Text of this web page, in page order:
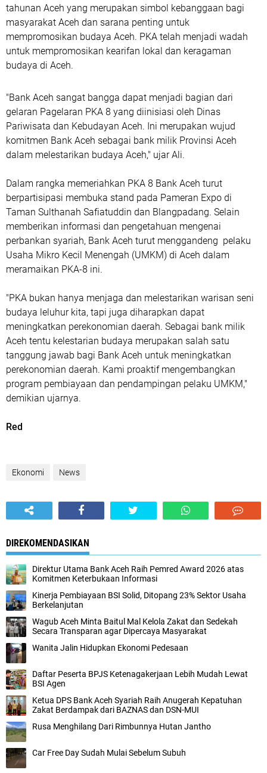
tahunan Aceh yang merupakan simbol kebanggaan bagi
masyarakat Aceh dan sarana penting untuk
mempromosikan budaya Aceh. PKA telah menjadi wadah
untuk mempromosikan kearifan lokal dan keragaman
budaya di Aceh.
"Bank Aceh sangat bangga dapat menjadi bagian dari
gelaran Pagelaran PKA 8 yang diinisiasi oleh Dinas
Pariwisata dan Kebudayan Aceh. Ini merupakan wujud
komitmen Bank Aceh sebagai bank milik Provinsi Aceh
dalam melestarikan budaya Aceh," ujar Ali.
Dalam rangka memeriahkan PKA 8 Bank Aceh turut
berpartisipasi membuka stand pada Pameran Expo di
Taman Sulthanah Safiatuddin dan Blangpadang. Selain
memberikan informasi dan pengetahuan mengenai
perbankan syariah, Bank Aceh turut menggandeng pelaku
Usaha Mikro Kecil Menengah (UMKM) di Aceh dalam
meramaikan PKA-8 ini.
"PKA bukan hanya menjaga dan melestarikan warisan seni
budaya leluhur kita, tapi juga diharapkan dapat
meningkatkan perekonomian daerah. Sebagai bank milik
Aceh tentu kelestarian budaya merupakan salah satu
tanggung jawab bagi Bank Aceh untuk meningkatkan
perekonomian daerah. Kami proaktif mengembangkan
program pembiayaan dan pendampingan pelaku UMKM,"
demikian ujarnya.
Red
Ekonomi News
DIREKOMENDASIKAN
Direktur Utama Bank Aceh Raih Pemred Award 2026 atas
Komitmen Keterbukaan Informasi
Kinerja Pembiayaan BSI Solid, Ditopang 23% Sektor Usaha
Berkelanjutan
Wagub Aceh Minta Baitul Mal Kelola Zakat dan Sedekah
Secara Transparan agar Dipercaya Masyarakat
Wanita Jalin Hidupkan Ekonomi Pedesaan
Daftar Peserta BPJS Ketenagakerjaan Lebih Mudah Lewat
BSI Agen
Ketua DPS Bank Aceh Syariah Raih Anugerah Kepatuhan
Zakat Berdampak dari BAZNAS dan DSN-MUI
Rusa Menghilang Dari Rimbunnya Hutan Jantho
Car Free Day Sudah Mulai Sebelum Subuh